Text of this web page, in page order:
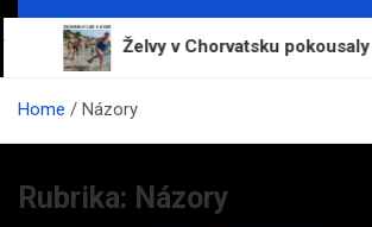
Želvy v Chorvatsku pokousaly několik lidí
Home Názory
Rubrika: Názory